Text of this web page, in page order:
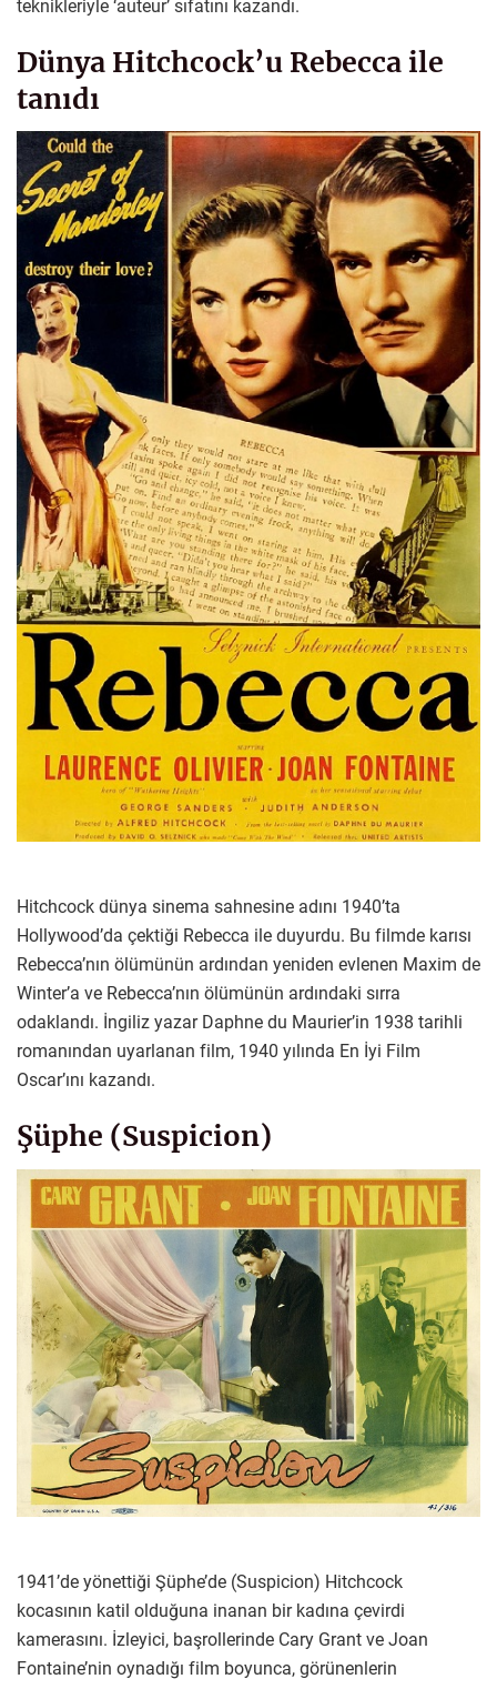
teknikleriyle ‘auteur’ sıfatını kazandı.
Dünya Hitchcock’u Rebecca ile
tanıdı
Hitchcock dünya sinema sahnesine adını 1940’ta
Hollywood’da çektiği Rebecca ile duyurdu. Bu filmde karısı
Rebecca’nın ölümünün ardından yeniden evlenen Maxim de
Winter’a ve Rebecca’nın ölümünün ardındaki sırra
odaklandı. İngiliz yazar Daphne du Maurier’in 1938 tarihli
romanından uyarlanan film, 1940 yılında En İyi Film
Oscar’ını kazandı.
Şüphe (Suspicion)
1941’de yönettiği Şüphe’de (Suspicion) Hitchcock
kocasının katil olduğuna inanan bir kadına çevirdi
kamerasını. İzleyici, başrollerinde Cary Grant ve Joan
Fontaine’nin oynadığı film boyunca, görünenlerin